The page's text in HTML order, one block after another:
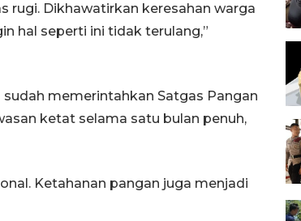
rugi. Dikhawatirkan keresahan warga
hal seperti ini tidak terulang,”
memerintahkan Satgas Pangan
ketat selama satu bulan penuh,
Ketahanan pangan juga menjadi